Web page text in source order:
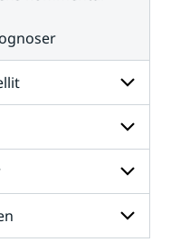
för
Radar
och
satellit
för
Väder
till
havs
för